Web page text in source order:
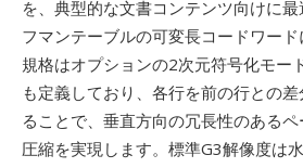
を、典型的な文書コンテンツ向けに
フマンテーブルの可変長コードワー
規格はオプションの2次元符号化モー
も定義しており、各行を前の行との
ることで、垂直方向の冗長性のある
圧縮を実現します。標準G3解像度は